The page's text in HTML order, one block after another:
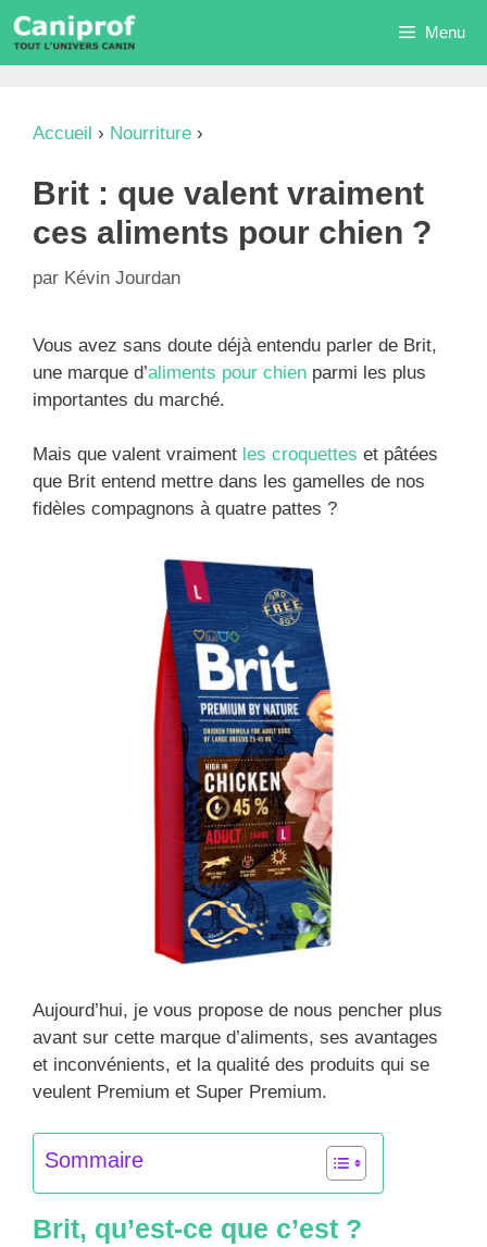
Aller
au
contenu
Menu
Accueil › Nourriture ›
Brit : que valent vraiment
ces aliments pour chien ?
par Kévin Jourdan
Vous avez sans doute déjà entendu parler de Brit,
une marque d’aliments pour chien parmi les plus
importantes du marché.
Mais que valent vraiment les croquettes et pâtées
que Brit entend mettre dans les gamelles de nos
fidèles compagnons à quatre pattes ?
Aujourd’hui, je vous propose de nous pencher plus
avant sur cette marque d’aliments, ses avantages
et inconvénients, et la qualité des produits qui se
veulent Premium et Super Premium.
Sommaire
Brit, qu’est-ce que c’est ?